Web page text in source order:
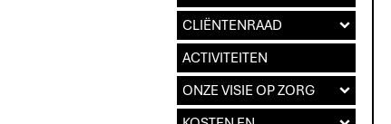
d
CLIËNTENRAAD
ACTIVITEITEN
d
ONZE VISIE OP ZORG